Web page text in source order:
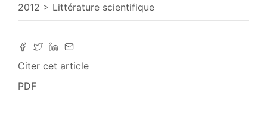
2012
Littérature scientifique
Citer cet article
PDF